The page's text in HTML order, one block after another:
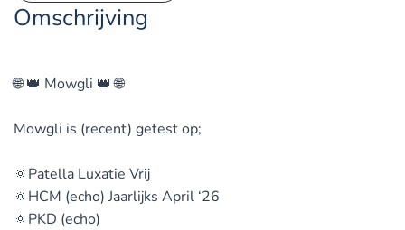
Omschrijving
🌐 👑 Mowgli 👑 🌐
Mowgli is (recent) getest op;
🔅Patella Luxatie Vrij
🔅HCM (echo) Jaarlijks April ‘26
🔅PKD (echo)